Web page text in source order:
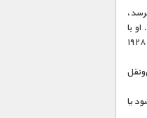
با
«اسکات» و «سوزی» مبارزه می‌کند و اتفاقا برنده‌ی جا‌به‌جایی یک واگن قدیمی قطار متعلق به سال ۱۹۲۸
یا